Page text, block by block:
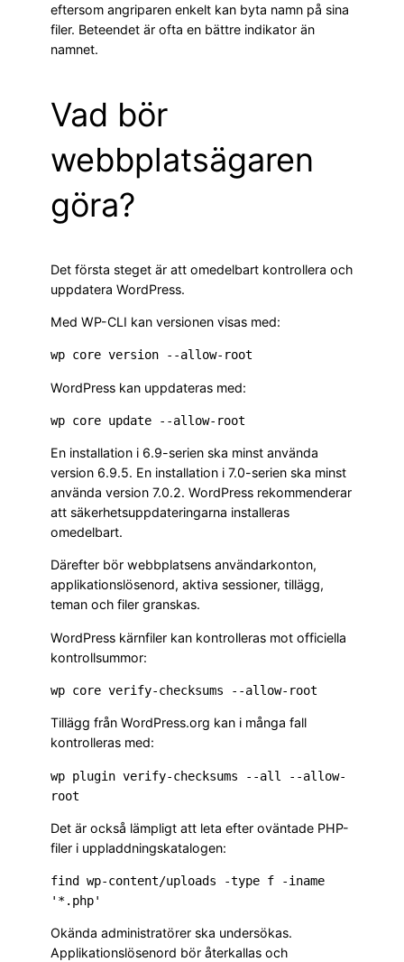
eftersom angriparen enkelt kan byta namn på sina
filer. Beteendet är ofta en bättre indikator än
namnet.
Vad bör
webbplatsägaren
göra?
Det första steget är att omedelbart kontrollera och
uppdatera WordPress.
Med WP-CLI kan versionen visas med:
wp core version --allow-root
WordPress kan uppdateras med:
wp core update --allow-root
En installation i 6.9-serien ska minst använda
version 6.9.5. En installation i 7.0-serien ska minst
använda version 7.0.2. WordPress rekommenderar
att säkerhetsuppdateringarna installeras
omedelbart.
Därefter bör webbplatsens användarkonton,
applikationslösenord, aktiva sessioner, tillägg,
teman och filer granskas.
WordPress kärnfiler kan kontrolleras mot officiella
kontrollsummor:
wp core verify-checksums --allow-root
Tillägg från WordPress.org kan i många fall
kontrolleras med:
wp plugin verify-checksums --all --allow-
root
Det är också lämpligt att leta efter oväntade PHP-
filer i uppladdningskatalogen:
find wp-content/uploads -type f -iname
'*.php'
Okända administratörer ska undersökas.
Applikationslösenord bör återkallas och